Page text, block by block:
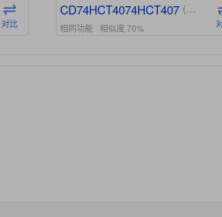
对比
CD74HCT4074HCT407 (德州仪器-TI)
相同功能 相似度 70%